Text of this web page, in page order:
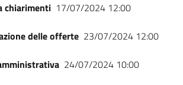
chiarimenti 17/07/2024 12:00
delle offerte 23/07/2024 12:00
24/07/2024 10:00